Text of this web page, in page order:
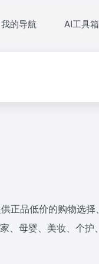
我的导航 AI工具箱
正品低价的购物选
、母婴、美妆、个